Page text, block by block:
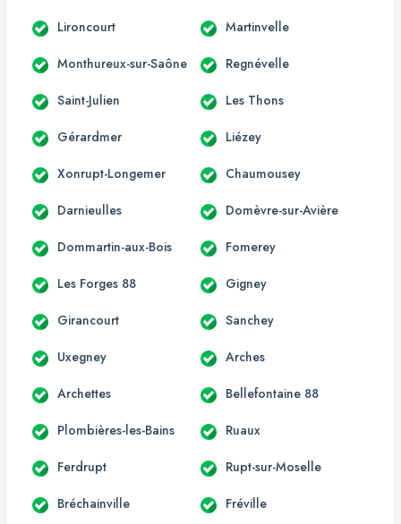
Lironcourt Martinvelle
Monthureux-sur-Saône Regnévelle
Saint-Julien Les Thons
Gérardmer Liézey
Xonrupt-Longemer Chaumousey
Darnieulles Domèvre-sur-Avière
Dommartin-aux-Bois Fomerey
Les Forges 88 Gigney
Girancourt Sanchey
Uxegney Arches
Archettes Bellefontaine 88
Plombières-les-Bains Ruaux
Ferdrupt Rupt-sur-Moselle
Bréchainville Fréville